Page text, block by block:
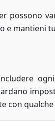
possono
e mantieni
con